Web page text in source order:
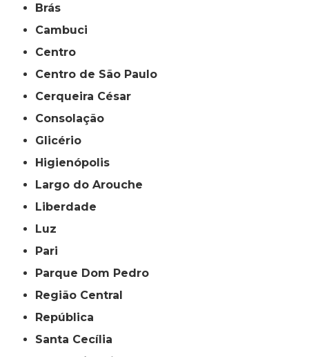
Brás
Cambuci
Centro
Centro de São Paulo
Cerqueira César
Consolação
Glicério
Higienópolis
Largo do Arouche
Liberdade
Luz
Pari
Parque Dom Pedro
Região Central
República
Santa Cecília